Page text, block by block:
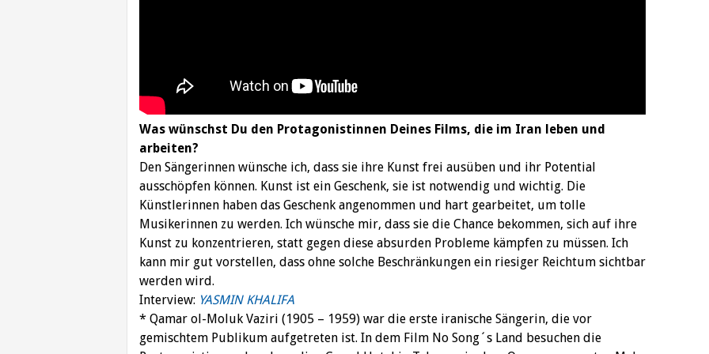
Was wünschst Du den Protagonistinnen Deines Films, die im Iran leben und
arbeiten?
Den Sängerinnen wünsche ich, dass sie ihre Kunst frei ausüben und ihr Potential
ausschöpfen können. Kunst ist ein Geschenk, sie ist notwendig und wichtig. Die
Künstlerinnen haben das Geschenk angenommen und hart gearbeitet, um tolle
Musikerinnen zu werden. Ich wünsche mir, dass sie die Chance bekommen, sich auf ihre
Kunst zu konzentrieren, statt gegen diese absurden Probleme kämpfen zu müssen. Ich
kann mir gut vorstellen, dass ohne solche Beschränkungen ein riesiger Reichtum sichtbar
werden wird.
Interview: YASMIN KHALIFA
* Qamar ol-Moluk Vaziri (1905 – 1959) war die erste iranische Sängerin, die vor
gemischtem Publikum aufgetreten ist. In dem Film No Song´s Land besuchen die